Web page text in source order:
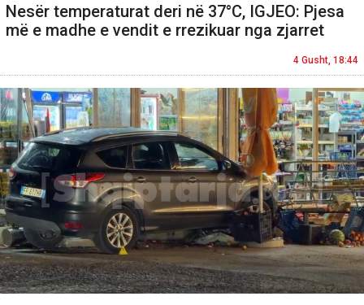
Nesër temperaturat deri në 37°C, IGJEO: Pjesa
më e madhe e vendit e rrezikuar nga zjarret
4 Gusht, 18:44